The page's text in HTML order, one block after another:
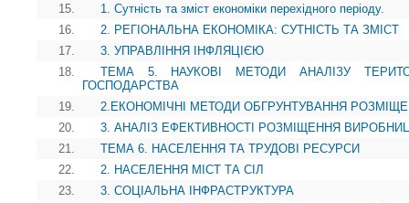
15.
1. Сутність та зміст економіки перехідного періоду.
16.
2. РЕГІОНАЛЬНА ЕКОНОМІКА: СУТНІСТЬ ТА ЗМІСТ
17.
3. УПРАВЛІННЯ ІНФЛЯЦІЄЮ
18.
ТЕМА 5. НАУКОВІ МЕТОДИ АНАЛІЗУ
ГОСПОДАРСТВА
19.
2.ЕКОНОМІЧНІ МЕТОДИ ОБГРУНТУВАННЯ
20.
3. АНАЛІЗ ЕФЕКТИВНОСТІ РОЗМІЩЕННЯ
21.
ТЕМА 6. НАСЕЛЕННЯ ТА ТРУДОВІ РЕСУРСИ
22.
2. НАСЕЛЕННЯ МІСТ ТА СІЛ
23.
3. СОЦІАЛЬНА ІНФРАСТРУКТУРА